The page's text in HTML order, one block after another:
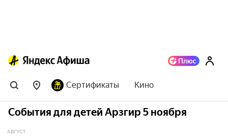
Сертификаты Кино
События для детей Арзгир 5 ноября
АВГУСТ